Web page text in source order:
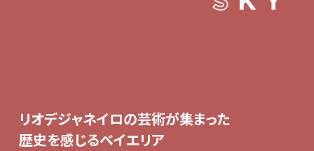
リオデジャネイロの芸術が集まった
歴史を感じるベイエリア